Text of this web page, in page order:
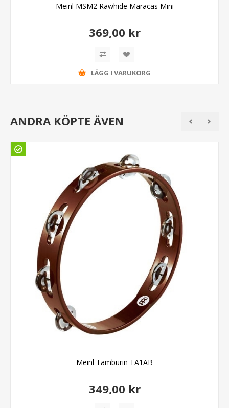
Meinl MSM2 Rawhide Maracas Mini
369,00 kr
LÄGG I VARUKORG
ANDRA KÖPTE ÄVEN
Meinl Tamburin TA1AB
349,00 kr